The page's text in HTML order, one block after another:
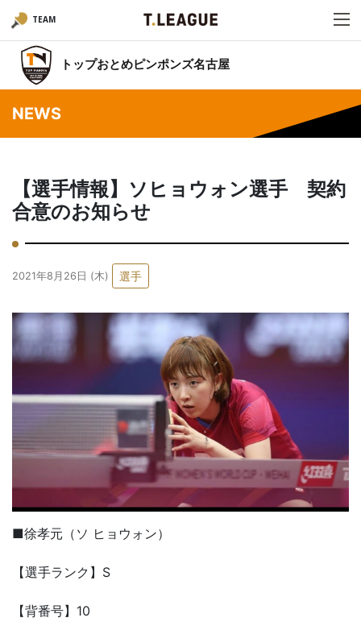
TEAM
トップおとめピンポンズ名古屋
NEWS
【選手情報】ソヒョウォン選手 契約
合意のお知らせ
2021年8月26日 (木) 選手
■徐孝元（ソ ヒョウォン）
【選手ランク】S
【背番号】10